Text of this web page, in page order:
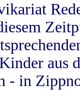
aus
- in